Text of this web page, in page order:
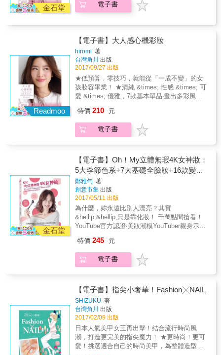
金石堂 電子書
Readmoo
【電子書】大人感心機彩妝
hiromi 著
台灣角川 出版
2017/09/27 出版
★低預算，零技巧，就能從「一成不變」的女
孩妝容畢業！ ★清純 &times; 性感 &times; 可
愛 &times; 優雅，7款基本單品‧畫出多彩風格
子， 都要擁有透亮又魅力無窮的完美妝容！ 部
落格讀者超過10萬， 日本人氣彩妝部落客
hiromi的平價心機彩妝技巧大公開！ 約會日，
現放鬆的休閒感妝容&hellip;&hellip; 今天是什
麼日子呢？ 因應不同的每一天， 就用大人感彩
妝術打造出風格各異的容顏， 讓平凡無奇的日
子充滿變化與樂趣！ 從基本彩妝技巧到要避開
的化妝陷阱， 還有使用7款單品打造一週氣質
微甜美人妝， 讓妳從一成不變的上妝手法畢
業， 每天都能輕鬆打造最適合自己的完美妝
容！ Chapter 1 底妝：&thorn;宛如素顏的零
瑕疵蜜桃肌 Chapter 2 眼妝：&thorn;減少水
腫＆疲勞感，眼神清澈有神 Chapter 3 腮紅：
Chatper 4 唇妝：&thorn;柔嫩光澤的雙唇，嘴
角也俐落有型 Chapter 5 眉毛：&thorn;決定
妝容風格的立體自然眉 &copy;hiromi 2017
特價 210 元
電子書
金石堂
【電子書】Oh！My立體無瑕4K女神妝：
5大季節色系+7大基礎全臉妝+16款變化
技巧妝效，超越日韓歐美的逆天美顏技
法！
鄭雅勻 著
創意市集 出版
2017/05/11 出版
為什麼，妳永遠比別人漂亮？其實
&hellip;&hellip;只是靠化妝！ 千萬點閱搶看！
YouTube官方認證‧美妝潮模YouTuber親身示
的美麗無所遁形 擁有HD高畫質的全妝美貌！
◎隨書限定加贈：STEP by STEP雅勻互動彩
妝教學影片 是蜜糖，還是毒藥？從此不必再多
己的彩妝保養之道，擁有零瑕疵的第二張天生
美顏！ 由作者擔任本書彩妝教學模特兒，親身
示範/詳細介紹7大上班、上學最實用的基礎全
臉妝，以及21款延伸變化妝效，你可以學到簡
單日常的每日妝容、快速方便的上妝手法、搭
配四季的搶眼色系、場合變換的延伸技巧、偶
爾嘗鮮的不同妝感造型&hellip;&hellip;不再跟
風，妳將化身成最新的美麗趨勢！從現在開
特價 245 元
電子書
【電子書】指尖小奢華！Fashion╳NAIL
SHIZUKU 著
台灣角川 出版
2017/02/09 出版
日本人氣美甲女王再出擊！結合流行時尚風
潮，打造更完美的指尖魔力！ ★更時尚！更可
愛！挑選適合自己的時尚美甲，為整體造型畫